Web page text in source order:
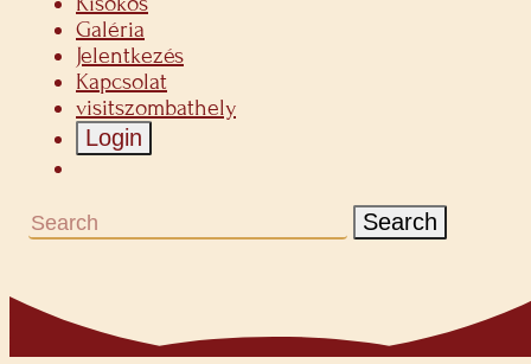
Galéria
Jelentkezés
Kapcsolat
visitszombathely
Login
Search